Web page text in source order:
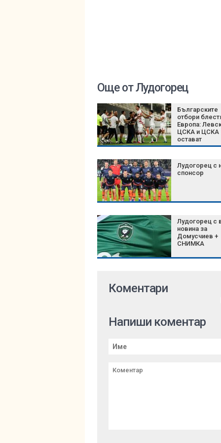
Още от Лудогорец
Българските
отбори
Европа:
ЦСКА и ЦСКА
остават
непобедени
Лудогорец с
спонсор
Лудогорец с
новина за
Домусчиев +
СНИМКА
Коментари
Напиши коментар